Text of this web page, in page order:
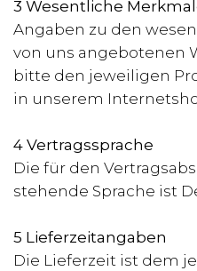
3 Wesentliche
Angaben zu den
von uns angebotenen
bitte den jeweiligen
in unserem
4 Vertragssprache
Die für den
stehende Sprache ist
5 Lieferzeitangaben
Die Lieferzeit ist dem